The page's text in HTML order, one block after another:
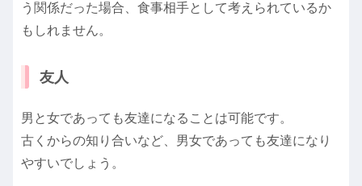
う関係だった場合、食事相手として考えられているか
もしれません。
友人
男と女であっても友達になることは可能です。
古くからの知り合いなど、男女であっても友達になり
やすいでしょう。